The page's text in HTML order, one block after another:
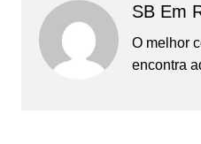
SB Em
O melhor
encontra